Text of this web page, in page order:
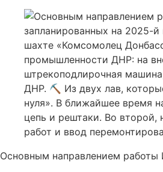
Основным направлением